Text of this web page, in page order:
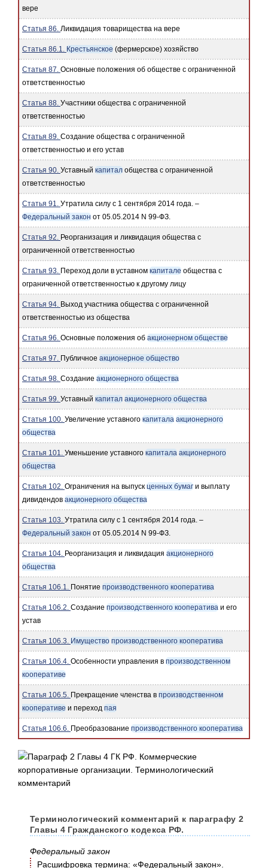
вере
Статья 86. Ликвидация товарищества на вере
Статья 86.1. Крестьянское (фермерское) хозяйство
Статья 87. Основные положения об обществе с ограниченной
ответственностью
Статья 88. Участники общества с ограниченной
ответственностью
Статья 89. Создание общества с ограниченной
ответственностью и его устав
Статья 90. Уставный капитал общества с ограниченной
ответственностью
Статья 91. Утратила силу с 1 сентября 2014 года. –
Федеральный закон от 05.05.2014 N 99-ФЗ.
Статья 92. Реорганизация и ликвидация общества с
ограниченной ответственностью
Статья 93. Переход доли в уставном капитале общества с
ограниченной ответственностью к другому лицу
Статья 94. Выход участника общества с ограниченной
ответственностью из общества
Статья 96. Основные положения об акционерном обществе
Статья 97. Публичное акционерное общество
Статья 98. Создание акционерного общества
Статья 99. Уставный капитал акционерного общества
Статья 100. Увеличение уставного капитала акционерного
общества
Статья 101. Уменьшение уставного капитала акционерного
общества
Статья 102. Ограничения на выпуск ценных бумаг и выплату
дивидендов акционерного общества
Статья 103. Утратила силу с 1 сентября 2014 года. –
Федеральный закон от 05.05.2014 N 99-ФЗ.
Статья 104. Реорганизация и ликвидация акционерного
общества
Статья 106.1. Понятие производственного кооператива
Статья 106.2. Создание производственного кооператива и его
устав
Статья 106.3. Имущество производственного кооператива
Статья 106.4. Особенности управления в производственном
кооперативе
Статья 106.5. Прекращение членства в производственном
кооперативе и переход пая
Статья 106.6. Преобразование производственного кооператива
Терминологический комментарий к параграфу 2
Главы 4 Гражданского кодекса РФ.
Федеральный закон
Расшифровка термина: «Федеральный закон».